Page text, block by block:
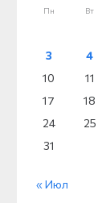
Пн Вт
3
4
10
11
17
18
24
25
31
« Июл